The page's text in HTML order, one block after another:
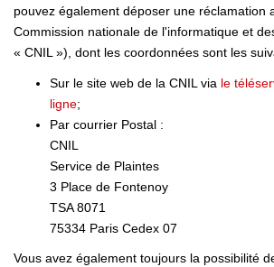
pouvez également déposer une réclamation
Commission nationale de l'informatique et
« CNIL »), dont les coordonnées sont les
Sur le site web de la CNIL via le
ligne;
Par courrier Postal :
CNIL
Service de Plaintes
3 Place de Fontenoy
TSA 8071
75334 Paris Cedex 07
Vous avez également toujours la possibilité